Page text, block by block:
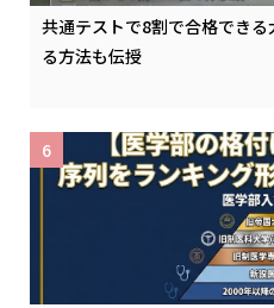
共通テストで8割で合格でき
る方法も伝授
6